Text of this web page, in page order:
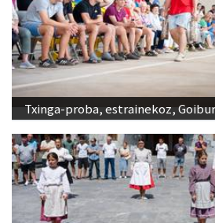
Txinga-proba, estrainekoz,